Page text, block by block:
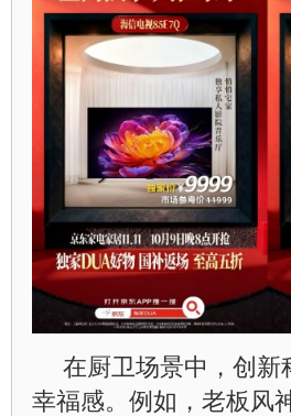
在厨卫场景中，创新
幸福感。例如，老板风